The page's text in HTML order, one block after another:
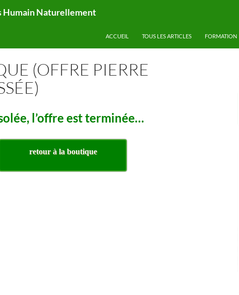
Humain Naturellement
ACCUEIL TOUS LES ARTICLES FORMATION
(OFFRE PIERRE
l’offre est terminée…
retour à la boutique